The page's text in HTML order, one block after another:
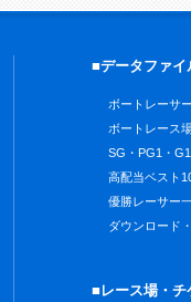
■データファイ
ボートレーサ
ボートレース
SG・PG1・
高配当ベスト
優勝レーサー
ダウンロード
■レース場・チ